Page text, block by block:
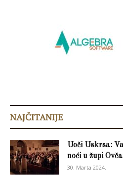
NAJČITANIJE
Uoči Uskrsa:
noći u župi
30. Marta 2024.